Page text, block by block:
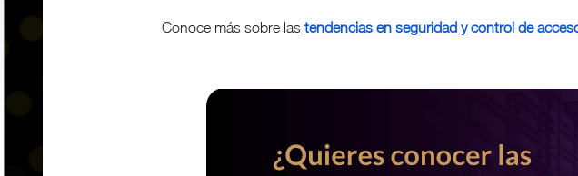
Conoce más sobre las tendencias en seguridad y control de